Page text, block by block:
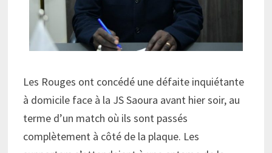
Les Rouges ont concédé une défaite inquiétante
à domicile face à la JS Saoura avant hier soir, au
terme d’un match où ils sont passés
complètement à côté de la plaque. Les